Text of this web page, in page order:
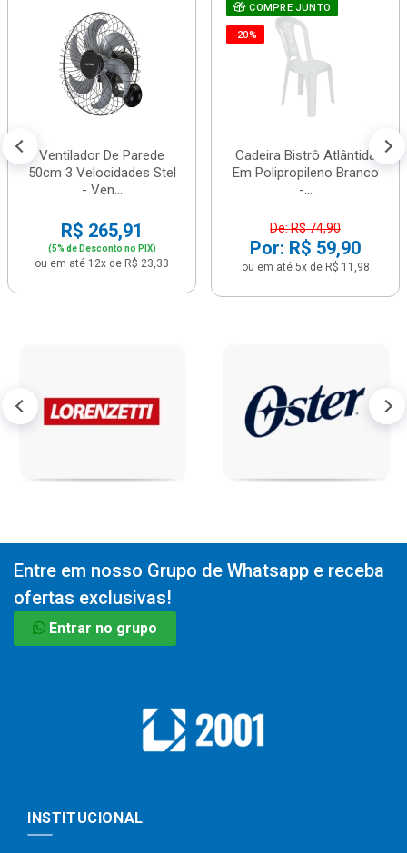
Ventilador De Parede
50cm 3 Velocidades Stel
- Ven...
R$ 265,91
(5% de Desconto no PIX)
ou em até 12x de R$ 23,33
COMPRE JUNTO
-20%
Cadeira Bistrô Atlântida
Em Polipropileno Branco
-...
De: R$ 74,90
Por: R$ 59,90
ou em até 5x de R$ 11,98
Entre em nosso Grupo de Whatsapp e receba
ofertas exclusivas!
Entrar no grupo
INSTITUCIONAL